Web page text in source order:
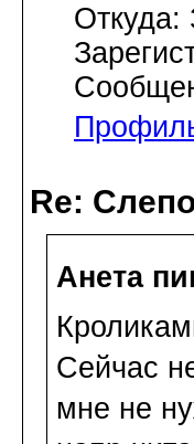
Откуда:
Re:
Анета
Сейчас
мне не